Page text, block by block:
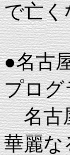
で亡く
●名古
プログ
名古
華麗な